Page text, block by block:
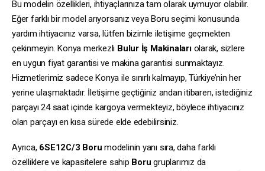
Bu modelin özellikleri, ihtiyaçlarınıza tam olarak uymuyor olabilir.
Eğer farklı bir model arıyorsanız veya Boru seçimi konusunda
yardım ihtiyacınız varsa, lütfen bizimle iletişime geçmekten
çekinmeyin. Konya merkezli Bulur İş Makinalarıolarak, sizlere
en uygun fiyat garantisi ve makina garantisi sunmaktayız.
Hizmetlerimiz sadece Konya ile sınırlı kalmayıp, Türkiye’nin her
yerine ulaşmaktadır. İletişime geçtiğiniz andan itibaren, istediğiniz
parçayı 24 saat içinde kargoya vermekteyiz, böylece ihtiyacınız
olan parçayı en kısa sürede elde edebilirsiniz.
Ayrıca, 6SE12C/3 Boru modelinin yanı sıra, daha farklı
özelliklere ve kapasitelere sahip Boru gruplarımız da